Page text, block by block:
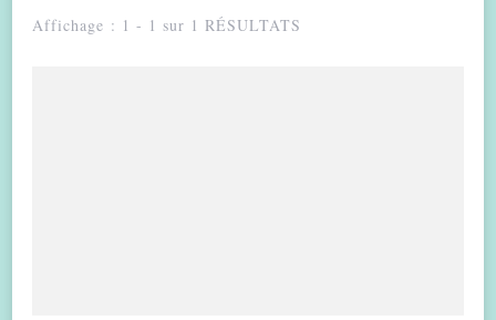
Affichage : 1 - 1 sur 1 RÉSULTATS